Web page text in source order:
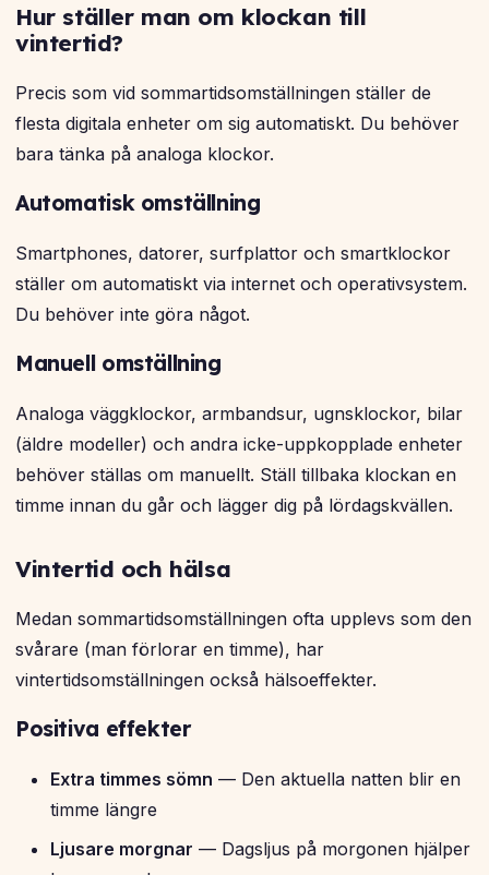
Hur ställer man om klockan till
vintertid?
Precis som vid sommartidsomställningen ställer de
flesta digitala enheter om sig automatiskt. Du behöver
bara tänka på analoga klockor.
Automatisk omställning
Smartphones, datorer, surfplattor och smartklockor
ställer om automatiskt via internet och operativsystem.
Du behöver inte göra något.
Manuell omställning
Analoga väggklockor, armbandsur, ugnsklockor, bilar
(äldre modeller) och andra icke-uppkopplade enheter
behöver ställas om manuellt. Ställ tillbaka klockan en
timme innan du går och lägger dig på lördagskvällen.
Vintertid och hälsa
Medan sommartidsomställningen ofta upplevs som den
svårare (man förlorar en timme), har
vintertidsomställningen också hälsoeffekter.
Positiva effekter
Extra timmes sömn — Den aktuella natten blir en
timme längre
Ljusare morgnar — Dagsljus på morgonen hjälper